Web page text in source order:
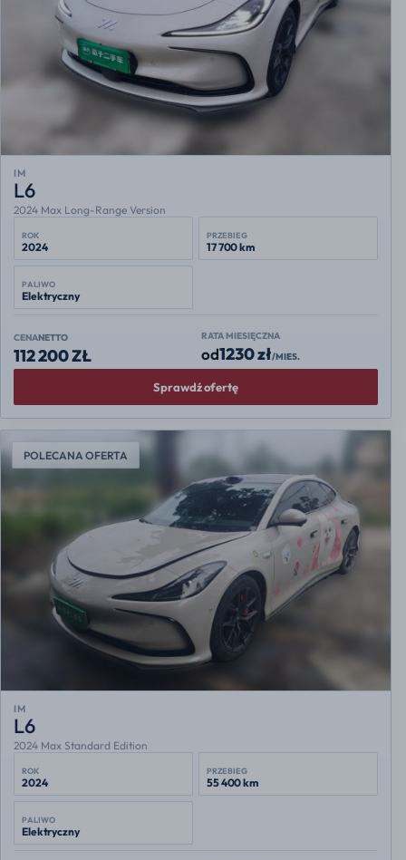
IM
L6
2024 Max Long-Range Version
ROK
2024
PRZEBIEG
17 700 km
PALIWO
Elektryczny
CENANETTO
112 200 ZŁ
RATA MIESIĘCZNA
od1230 zł/MIES.
Sprawdź ofertę
POLECANA OFERTA
IM
L6
2024 Max Standard Edition
ROK
2024
PRZEBIEG
55 400 km
PALIWO
Elektryczny